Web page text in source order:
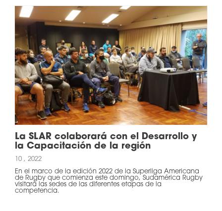
La SLAR colaborará con el Desarrollo y
la Capacitación de la región
10 , 2022
En el marco de la edición 2022 de la Superliga Americana
de Rugby que comienza este domingo, Sudamérica Rugby
visitará las sedes de las diferentes etapas de la
competencia.